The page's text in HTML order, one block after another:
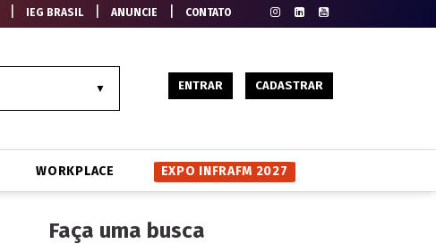
IEG BRASIL|ANUNCIE CONTATO
ENTRAR CADASTRAR
WORKPLACE EXPO INFRAFM 2027
Faça uma busca